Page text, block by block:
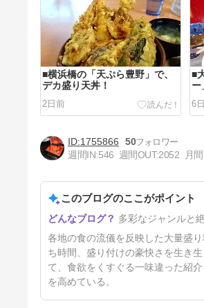
■横浜橋の「天ぷら豊野」で、
デカ盛り天丼！
2日前
■
ー
6
■門前仲町の「まつむら」で、
デカ盛り生姜焼き＆チキン南
16日前
1755866
50
週間IN:546 週間OUT:2052 月
このブログのここがポイント
多彩なジャンルと
各地の食の流儀を反映した大量盛
ち時間、盛り付けの豪快さを生き
て、食欲をくすぐる一味違った紹
を高めている。